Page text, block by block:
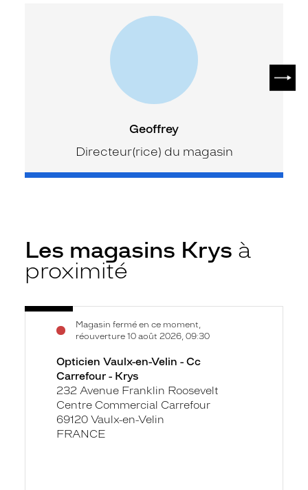
Geoffrey
Directeur(rice) du magasin
Les magasins Krys à
proximité
Opticien
Vaulx-
Carrefour
Magasin fermé en ce moment,
réouverture 10 août 2026, 09:30
Voir
Opticien Vaulx-en-Velin - Cc
Carrefour - Krys
232 Avenue Franklin Roosevelt
Centre Commercial Carrefour
69120 Vaulx-en-Velin
FRANCE